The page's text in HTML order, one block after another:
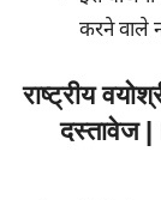
करने वाले
राष्ट्रीय
दस्तावेज